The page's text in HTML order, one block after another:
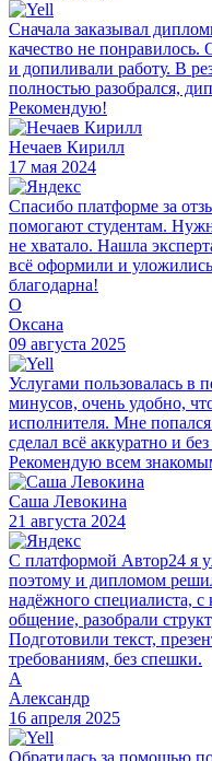
Сначала заказывал
качество не понравилось.
и допиливали работу. В
полностью разобрался,
Рекомендую!
Нечаев Кирилл
17 мая 2024
Спасибо платформе за
помогают студентам.
не хватало. Нашла
всё оформили и
благодарна!
О
Оксана
09 августа 2025
Услугами пользовалась в
минусов, очень удобно,
исполнителя. Мне
сделал всё аккуратно и
Рекомендую всем
Саша Левокина
21 августа 2024
С платформой Автор24 я
поэтому и дипломом
надёжного специалиста,
общение, разобрали
Подготовили текст,
требованиям, без спешки.
А
Александр
16 апреля 2025
Обратилась за помощью